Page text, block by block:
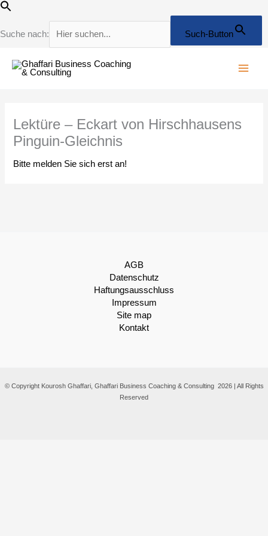
Suche nach: Such-Button
Zum
springen
Lektüre – Eckart von Hirschhausens
Pinguin-Gleichnis
Bitte melden Sie sich erst an!
AGB
Datenschutz
Haftungsausschluss
Impressum
Site map
Kontakt
© Copyright Kourosh Ghaffari, Ghaffari Business Coaching & Consulting 2026 | All Rights
Reserved